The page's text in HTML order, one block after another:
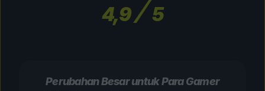
4,9
5
Perubahan Besar untuk Para Gamer